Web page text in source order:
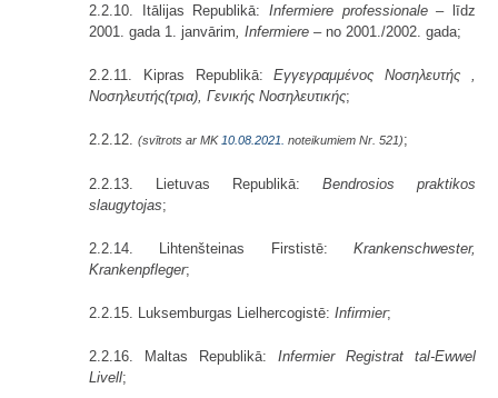
2.2.10. Itālijas Republikā: Infermiere professionale –līdz
2001. gada 1. janvārim , Infermiere –no 2001./2002. gada;
2.2.11. Kipras Republikā:Εγγεγραμμένος Νοσηλευτής ,
Νοσηλευτής(τρια), Γενικής Νοσηλευτικής;
2.2.12. (svītrots ar MK 10.08.2021. noteikumiem Nr. 521);
2.2.13. Lietuvas Republikā: Bendrosios praktikos
slaugytojas;
2.2.14. Lihtenšteinas Firstistē: Krankenschwester,
Krankenpfleger;
2.2.15. Luksemburgas Lielhercogistē: Infirmier;
2.2.16. Maltas Republikā: Infermier Registrat tal-Ewwel
Livell;